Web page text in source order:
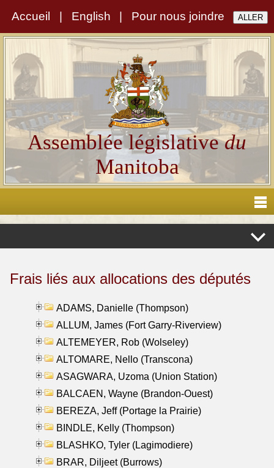
Accueil English Pour nous joindre
Assemblée législativedu
Manitoba
Frais liés aux allocations des députés
ADAMS, Danielle (Thompson)
ALLUM, James (Fort Garry-Riverview)
ALTEMEYER, Rob (Wolseley)
ALTOMARE, Nello (Transcona)
ASAGWARA, Uzoma (Union Station)
BALCAEN, Wayne (Brandon-Ouest)
BEREZA, Jeff (Portage la Prairie)
BINDLE, Kelly (Thompson)
BLASHKO, Tyler (Lagimodiere)
BRAR, Diljeet (Burrows)